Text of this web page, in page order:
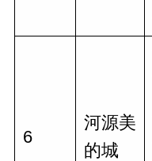
6
河源美
的城